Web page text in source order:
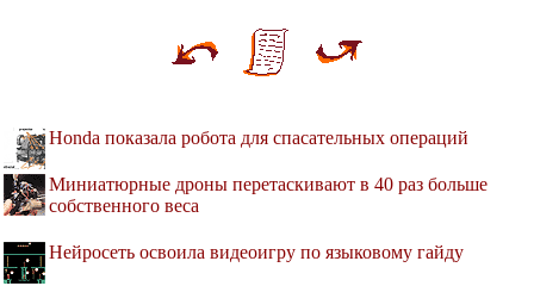
Honda показала робота для спасательных операций
Миниатюрные дроны перетаскивают в 40 раз больше
собственного веса
Нейросеть освоила видеоигру по языковому гайду